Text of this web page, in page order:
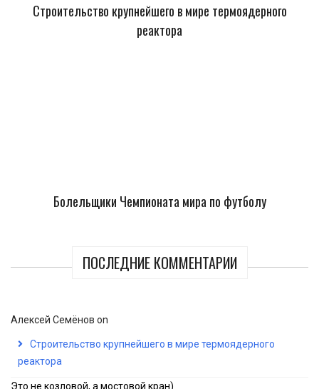
Строительство крупнейшего в мире термоядерного
реактора
Болельщики Чемпионата мира по футболу
ПОСЛЕДНИЕ КОММЕНТАРИИ
Алексей Семёнов on
Строительство крупнейшего в мире термоядерного
реактора
Это не козловой, а мостовой кран)